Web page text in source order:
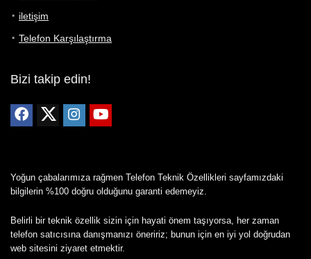
iletişim
Telefon Karşılaştırma
Bizi takip edin!
Yoğun çabalarımıza rağmen Telefon Teknik Özellikleri sayfamızdaki
bilgilerin %100 doğru olduğunu garanti edemeyiz.
Belirli bir teknik özellik sizin için hayati önem taşıyorsa, her zaman
telefon satıcısına danışmanızı öneririz; bunun için en iyi yol doğrudan
web sitesini ziyaret etmektir.